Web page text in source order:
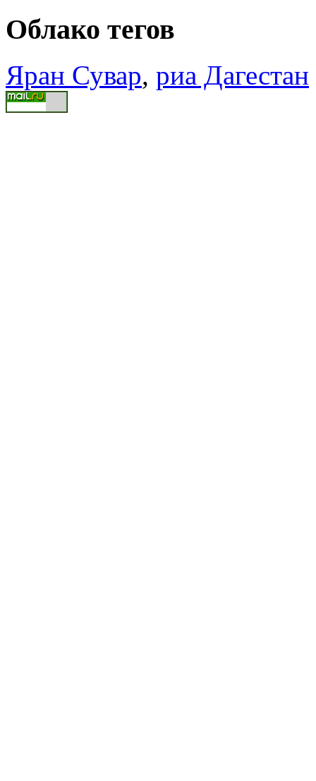
Облако тегов
Яран Сувар, риа Дагестан